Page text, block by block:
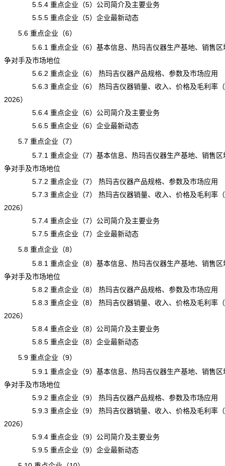
5.5.4 重点企业（5）公司简介及主要业务
5.5.5 重点企业（5）企业最新动态
5.6 重点企业（6）
5.6.1 重点企业（6）基本信息、热玛吉仪器生产基地、销售区
争对手及市场地位
5.6.2 重点企业（6） 热玛吉仪器产品规格、参数及市场应用
5.6.3 重点企业（6） 热玛吉仪器销量、收入、价格及毛利率（
2026）
5.6.4 重点企业（6）公司简介及主要业务
5.6.5 重点企业（6）企业最新动态
5.7 重点企业（7）
5.7.1 重点企业（7）基本信息、热玛吉仪器生产基地、销售区
争对手及市场地位
5.7.2 重点企业（7） 热玛吉仪器产品规格、参数及市场应用
5.7.3 重点企业（7） 热玛吉仪器销量、收入、价格及毛利率（
2026）
5.7.4 重点企业（7）公司简介及主要业务
5.7.5 重点企业（7）企业最新动态
5.8 重点企业（8）
5.8.1 重点企业（8）基本信息、热玛吉仪器生产基地、销售区
争对手及市场地位
5.8.2 重点企业（8） 热玛吉仪器产品规格、参数及市场应用
5.8.3 重点企业（8） 热玛吉仪器销量、收入、价格及毛利率（
2026）
5.8.4 重点企业（8）公司简介及主要业务
5.8.5 重点企业（8）企业最新动态
5.9 重点企业（9）
5.9.1 重点企业（9）基本信息、热玛吉仪器生产基地、销售区
争对手及市场地位
5.9.2 重点企业（9） 热玛吉仪器产品规格、参数及市场应用
5.9.3 重点企业（9） 热玛吉仪器销量、收入、价格及毛利率（
2026）
5.9.4 重点企业（9）公司简介及主要业务
5.9.5 重点企业（9）企业最新动态